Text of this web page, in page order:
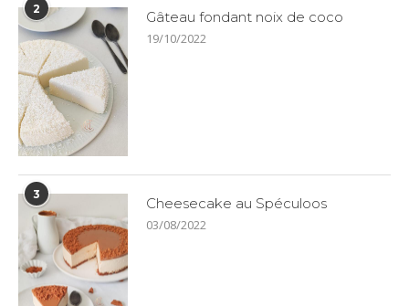
2
Gâteau fondant noix de coco
19/10/2022
3
Cheesecake au Spéculoos
03/08/2022